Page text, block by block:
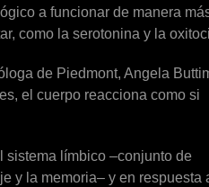
a funcionar de manera
como la serotonina y la
de Piedmont, Angela
el cuerpo reacciona como si
sistema límbico –conjunto de
y la memoria– y en respuesta